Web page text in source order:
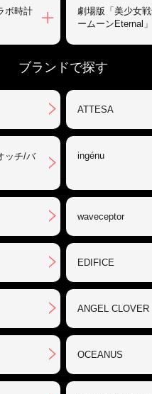
ボ時計
劇場版「美少女
ームーンEternal」
ブランドで探す
ATTESA
ッチ/バ
ingénu
waveceptor
EDIFICE
ANGEL CLOVER
OCEANUS